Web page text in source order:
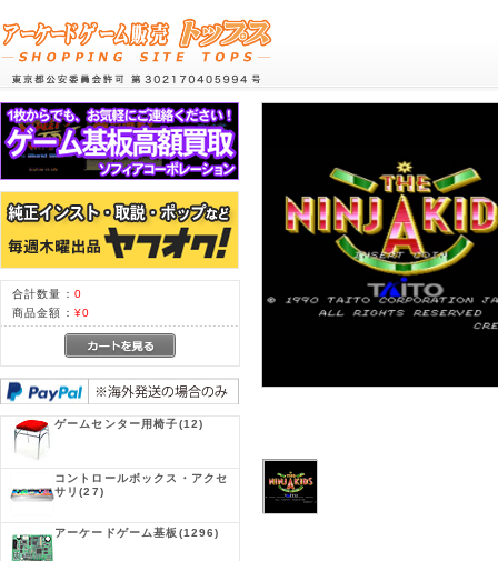
合計数量： 0
商品金額： ¥0
ゲームセンター用椅子(12)
コントロールボックス・アクセ
サリ(27)
アーケードゲーム基板 (1296)